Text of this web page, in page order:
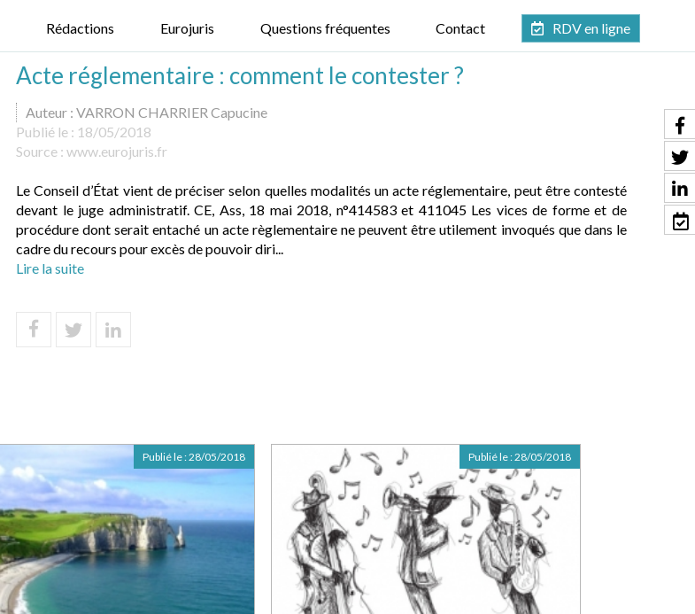
Rédactions Eurojuris Questions fréquentes Contact RDV en ligne
Acte réglementaire : comment le contester ?
Auteur : VARRON CHARRIER Capucine
Publié le : 18/05/2018
Source : www.eurojuris.fr
Le Conseil d’État vient de préciser selon quelles modalités un acte réglementaire, peut être contesté
devant le juge administratif. CE, Ass, 18 mai 2018, n°414583 et 411045 Les vices de forme et de
procédure dont serait entaché un acte règlementaire ne peuvent être utilement invoqués que dans le
cadre du recours pour excès de pouvoir diri...
Lire la suite
Publié le :28/05/2018 Publié le :28/05/2018